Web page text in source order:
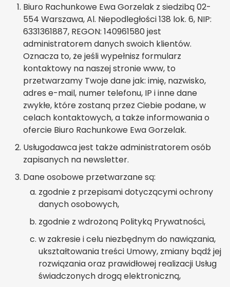
Biuro Rachunkowe Ewa Gorzelak z siedzibą 02-
554 Warszawa, Al. Niepodległości 138 lok. 6, NIP:
6331361887, REGON: 140961580 jest
administratorem danych swoich klientów.
Oznacza to, że jeśli wypełnisz formularz
kontaktowy na naszej stronie www, to
przetwarzamy Twoje dane jak: imię, nazwisko,
adres e-mail, numer telefonu, IP i inne dane
zwykłe, które zostaną przez Ciebie podane, w
celach kontaktowych, a także informowania o
ofercie Biuro Rachunkowe Ewa Gorzelak.
Usługodawca jest także administratorem osób
zapisanych na newsletter.
Dane osobowe przetwarzane są:
zgodnie z przepisami dotyczącymi ochrony
danych osobowych,
zgodnie z wdrożoną Polityką Prywatności,
w zakresie i celu niezbędnym do nawiązania,
ukształtowania treści Umowy, zmiany bądź jej
rozwiązania oraz prawidłowej realizacji Usług
świadczonych drogą elektroniczną,